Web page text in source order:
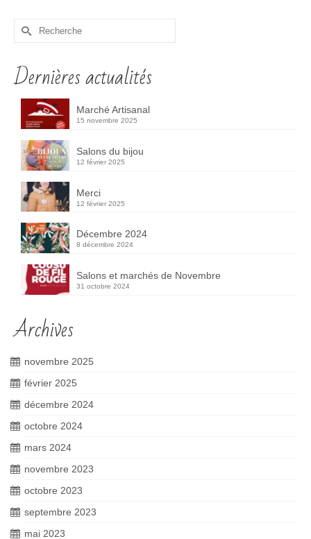
Rechercher :
Dernières actualités
Marché Artisanal
15 novembre 2025
Salons du bijou
12 février 2025
Merci
12 février 2025
Décembre 2024
8 décembre 2024
Salons et marchés de Novembre
31 octobre 2024
Archives
novembre 2025
février 2025
décembre 2024
octobre 2024
mars 2024
novembre 2023
octobre 2023
septembre 2023
mai 2023